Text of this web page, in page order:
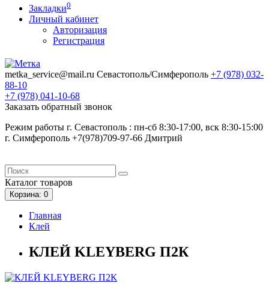
Закладки0
Личный кабинет
Авторизация
Регистрация
metka_service@mail.ru Севастополь/Симферополь +7 (978) 032-
88-10
+7 (978) 041-10-68
Заказать обратный звонок
Режим работы г. Севастополь : пн-сб 8:30-17:00, вск 8:30-15:00
г. Симферополь +7(978)709-97-66 Дмитрий
Каталог товаров
Корзина: 0
Главная
Клей
КЛЕЙ KLEYBERG П2К